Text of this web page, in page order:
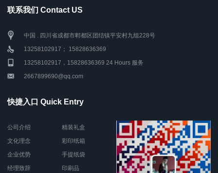
联系我们 Contact US
中国 . 四川省成都市郫都区团结镇平安村九组228号
13258102917； 15828636369
13258102917，15828636369 24 Hours 服务
2667899690@qq.com
快捷入口 Quick Entry
公司介绍
文化理念
企业优势
经理致辞
精装礼盒
彩印纸箱
手提纸袋
印刷品